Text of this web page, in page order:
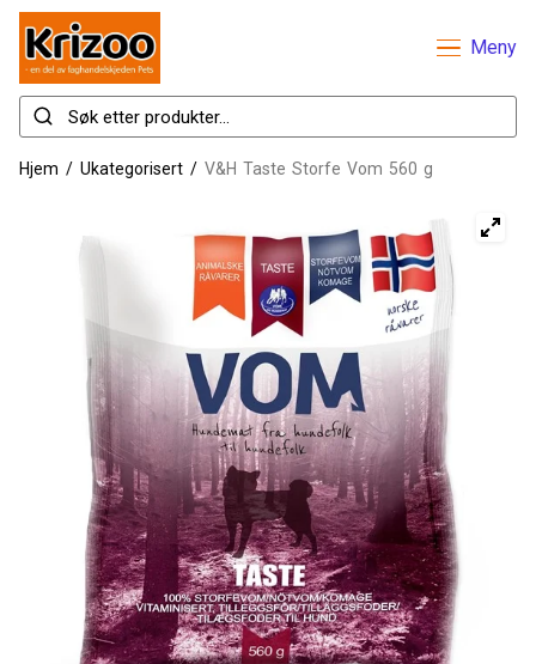
Meny
Hjem / Ukategorisert / V&H Taste Storfe Vom 560 g